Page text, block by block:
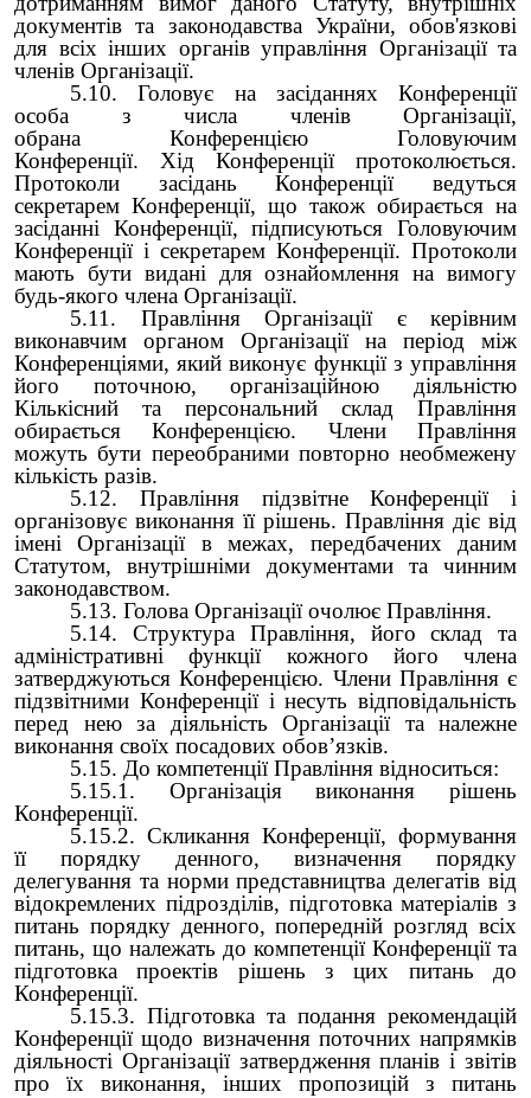
документів та законодавства України, обов'язкові
для всіх інших органів управління Організації та
членів Організації.
5.10. Головує на засіданнях Конференції
особа з числа членів Організації,
обрана Конференцією Головуючим
Конференції. Хід Конференції протоколюється.
Протоколи засідань Конференції ведуться
секретарем Конференції, що також обирається на
засіданні Конференції, підписуються Головуючим
Конференції і секретарем Конференції. Протоколи
мають бути видані для ознайомлення на вимогу
будь-якого члена Організації.
5.11. Правління Організації є керівним
виконавчим органом Організації на період між
Конференціями, який виконує функції з управління
його поточною, організаційною діяльністю
Кількісний та персональний склад Правління
обирається Конференцією. Члени Правління
можуть бути переобраними повторно необмежену
кількість разів.
5.12. Правління підзвітне Конференції і
організовує виконання її рішень. Правління діє від
імені Організації в межах, передбачених даним
Статутом, внутрішніми документами та чинним
законодавством.
5.13. Голова Організації очолює Правління.
5.14. Структура Правління, його склад та
адміністративні функції кожного його члена
затверджуються Конференцією. Члени Правління є
підзвітними Конференції і несуть відповідальність
перед нею за діяльність Організації та належне
виконання своїх посадових обов’язків.
5.15. До компетенції Правління відноситься:
5.15.1. Організація виконання рішень
Конференції.
5.15.2. Скликання Конференції, формування
її порядку денного, визначення порядку
делегування та норми представництва делегатів від
відокремлених підрозділів, підготовка матеріалів з
питань порядку денного, попередній розгляд всіх
питань, що належать до компетенції Конференції та
підготовка проектів рішень з цих питань до
Конференції.
5.15.3. Підготовка та подання рекомендацій
Конференції щодо визначення поточних напрямків
діяльності Організації затвердження планів і звітів
про їх виконання, інших пропозицій з питань